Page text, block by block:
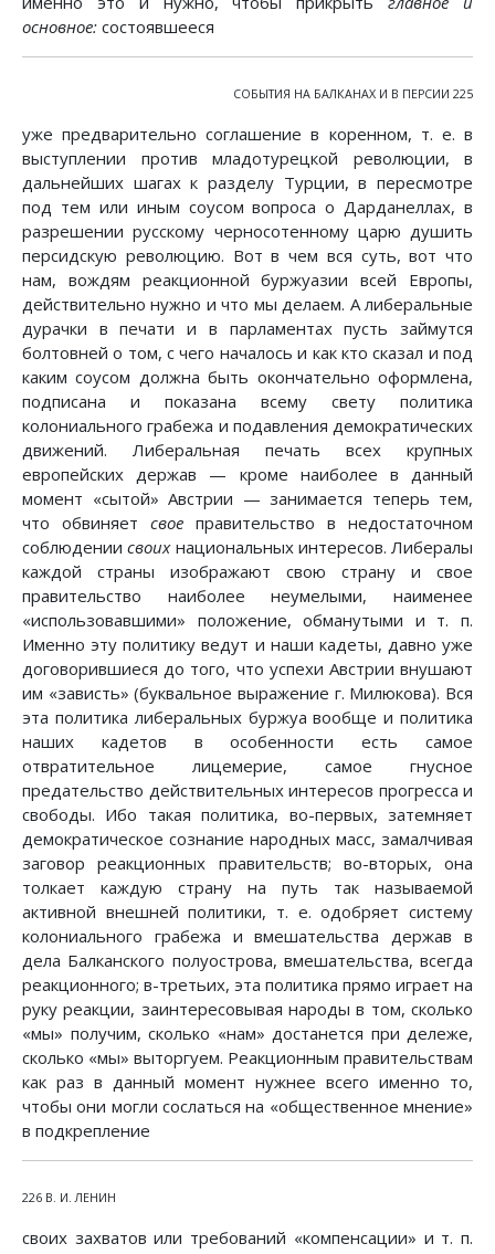
основное: состоявшееся
СОБЫТИЯ НА БАЛКАНАХ И В ПЕРСИИ 225
уже предварительно соглашение в коренном, т. е. в
выступлении против младотурецкой революции, в
дальнейших шагах к разделу Турции, в пересмотре
под тем или иным соусом вопроса о Дарданеллах, в
разрешении русскому черносотенному царю душить
персидскую революцию. Вот в чем вся суть, вот что
нам, вождям реакционной буржуазии всей Европы,
действительно нужно и что мы делаем. А либеральные
дурачки в печати и в парламентах пусть займутся
болтовней о том, с чего началось и как кто сказал и под
каким соусом должна быть окончательно оформлена,
подписана и показана всему свету политика
колониального грабежа и подавления демократических
движений. Либеральная печать всех крупных
европейских держав — кроме наиболее в данный
момент «сытой» Австрии — занимается теперь тем,
что обвиняет свое правительство в недостаточном
соблюдениисвоихнациональных интересов. Либералы
каждой страны изображают свою страну и свое
правительство наиболее неумелыми, наименее
«использовавшими» положение, обманутыми и т. п.
Именно эту политику ведут и наши кадеты, давно уже
договорившиеся до того, что успехи Австрии внушают
им «зависть» (буквальное выражение г. Милюкова). Вся
эта политика либеральных буржуа вообще и политика
наших кадетов в особенности есть самое
отвратительное лицемерие, самое гнусное
предательство действительных интересов прогресса и
свободы. Ибо такая политика, во-первых, затемняет
демократическое сознание народных масс, замалчивая
заговор реакционных правительств; во-вторых, она
толкает каждую страну на путь так называемой
активной внешней политики, т. е. одобряет систему
колониального грабежа и вмешательства держав в
дела Балканского полуострова, вмешательства, всегда
реакционного; в-третьих, эта политика прямо играет на
руку реакции, заинтересовывая народы в том, сколько
«мы» получим, сколько «нам» достанется при дележе,
сколько «мы» выторгуем. Реакционным правительствам
как раз в данный момент нужнее всего именно то,
чтобы они могли сослаться на «общественное мнение»
в подкрепление
226 В. И. ЛЕНИН
своих захватов или требований «компенсации» и т. п.